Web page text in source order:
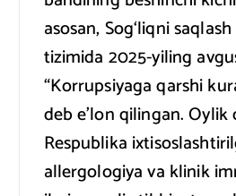
asosan, Sog‘liqni
tizimida 2025-yiling
“Korrupsiyaga qarshi
deb e’lon qilingan. Oylik
Respublika
allergologiya va klinik